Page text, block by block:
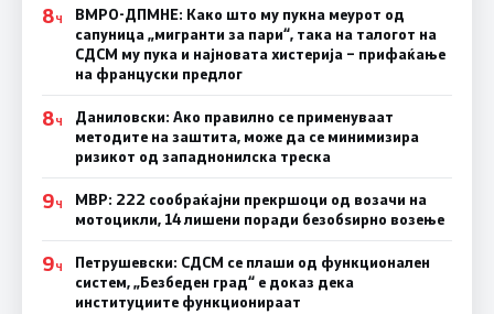
8Ч
ВМРО-ДПМНЕ: Како што му пукна меурот од
сапуница „мигранти за пари“, така на талогот на
СДСМ му пука и најновата хистерија – прифаќање
на француски предлог
8Ч
Даниловски: Ако правилно се применуваат
методите на заштита, може да се минимизира
ризикот од западнонилска треска
9Ч
МВР: 222 сообраќајни прекршоци од возачи на
мотоцикли, 14 лишени поради безобѕирно возење
9Ч
Петрушевски: СДСМ се плаши од функционален
систем, „Безбеден град“ е доказ дека
институциите функционираат